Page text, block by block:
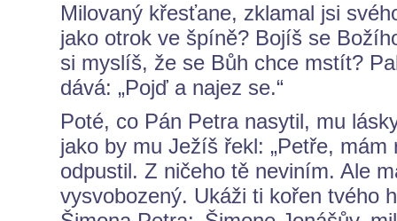
Milovaný křesťane, zklamal jsi
jako otrok ve špíně? Bojíš se
si myslíš, že se Bůh chce mstít?
dává: „Pojď a najez se.“
Poté, co Pán Petra nasytil, mu
jako by mu Ježíš řekl: „Petře,
odpustil. Z ničeho tě neviním. Ale
vysvobozený. Ukáži ti kořen tvého